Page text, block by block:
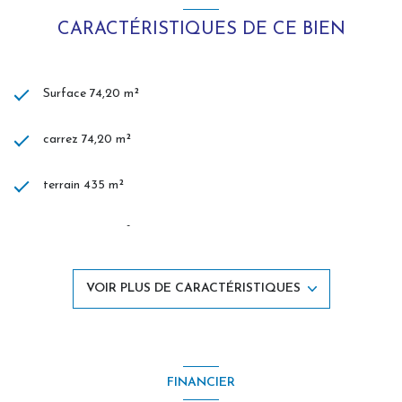
CARACTÉRISTIQUES DE CE BIEN
Surface 74,20 m²
carrez 74,20 m²
terrain 435 m²
séjour 38,80 m²
VOIR PLUS DE CARACTÉRISTIQUES
FINANCIER